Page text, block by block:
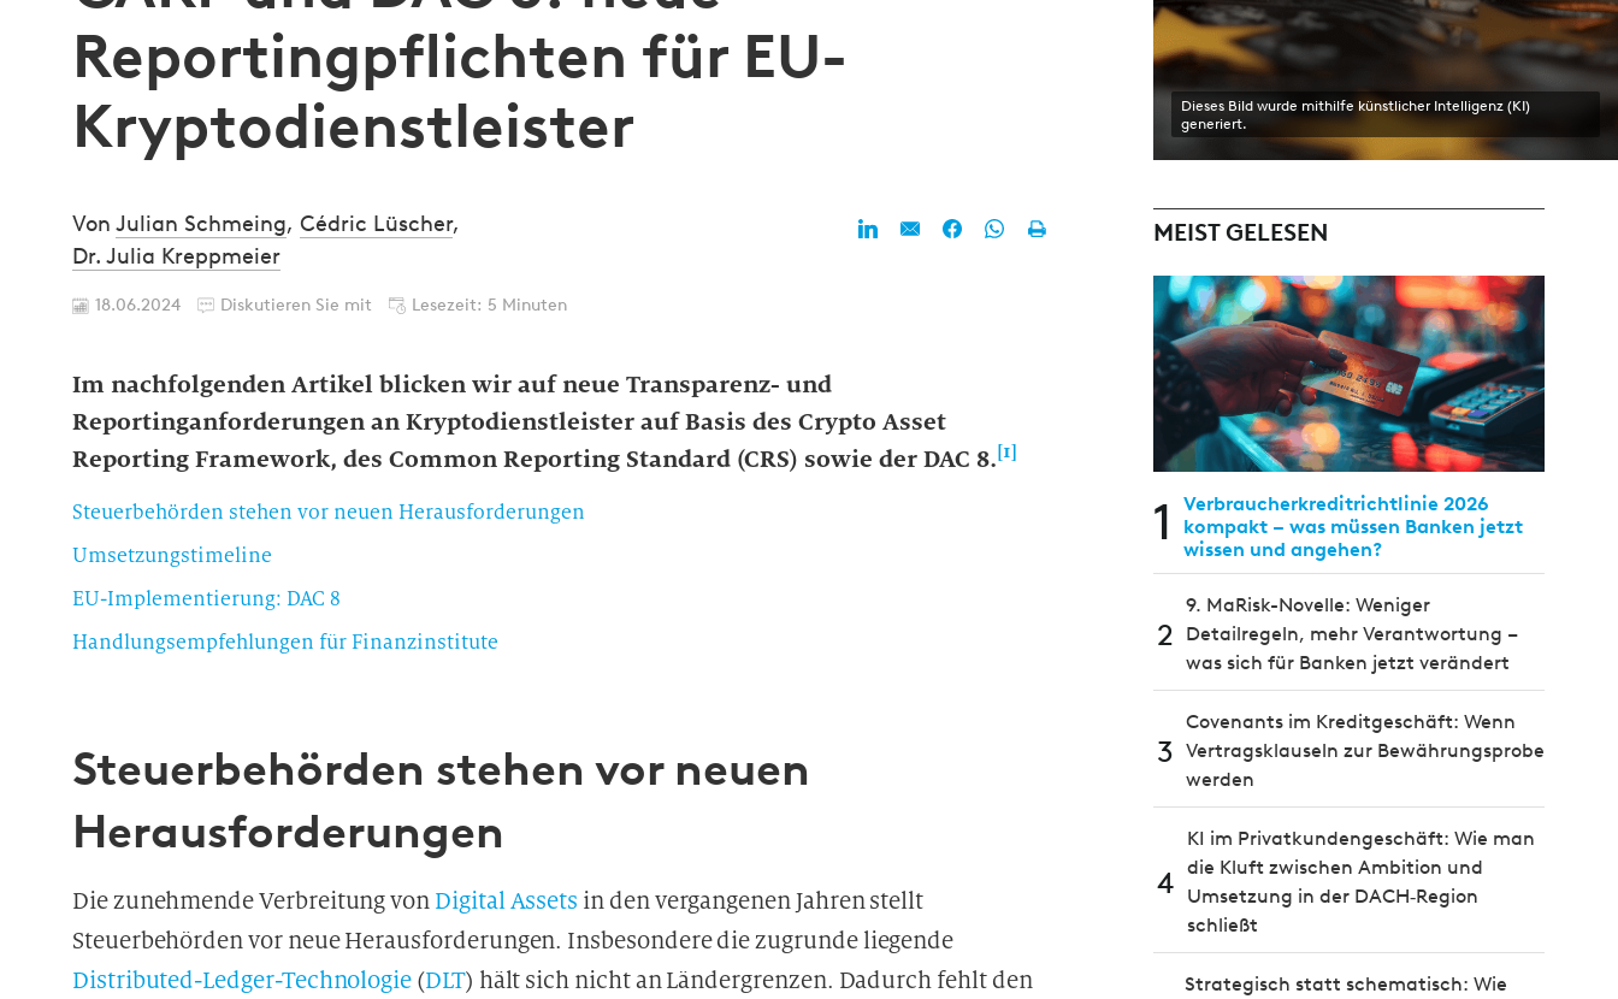
Reportingpflichten für EU-
Kryptodienstleister
Dieses Bild wurde mithilfe künstlicher Intelligenz (KI)
generiert.
Von Julian Schmeing, Cédric Lüscher,
Dr. Julia Kreppmeier
18.06.2024 Diskutieren Sie mit Lesezeit: 5 Minuten
Im nachfolgenden Artikel blicken wir auf neue Transparenz- und
Reportinganforderungen an Kryptodienstleister auf Basis des Crypto Asset
Reporting Framework, des Common Reporting Standard (CRS) sowie der DAC 8.[1]
Steuerbehörden stehen vor neuen Herausforderungen
Umsetzungstimeline
EU-Implementierung: DAC 8
Handlungsempfehlungen für Finanzinstitute
Steuerbehörden stehen vor neuen
Herausforderungen
Die zunehmende Verbreitung von Digital Assets in den vergangenen Jahren stellt
Steuerbehörden vor neue Herausforderungen. Insbesondere die zugrunde liegende
Distributed-Ledger-Technologie (DLT) hält sich nicht an Ländergrenzen. Dadurch fehlt den
MEIST GELESEN
1
Verbraucherkreditrichtlinie 2026
kompakt – was müssen Banken jetzt
wissen und angehen?
2
9. MaRisk-Novelle: Weniger
Detailregeln, mehr Verantwortung –
was sich für Banken jetzt verändert
3
Covenants im Kreditgeschäft: Wenn
Vertragsklauseln zur Bewährungsprobe
werden
4
KI im Privatkundengeschäft: Wie man
die Kluft zwischen Ambition und
Umsetzung in der DACH‑Region
schließt
Strategisch statt schematisch: Wie